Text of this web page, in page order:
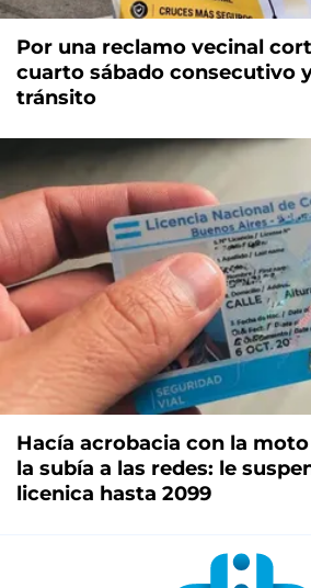
Por una reclamo vecinal
cuarto sábado consecutivo
tránsito
Hacía acrobacia con la
la subía a las redes: le
licenica hasta 2099